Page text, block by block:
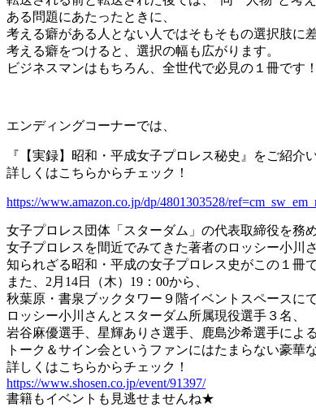
ある問題にあたったときに、
考える癖がある人とない人ではそもそもの選択肢に
考える癖をつけると、選択の幅も広がります。
ビジネスマンはもちろん、全世代で必見の１冊です！
エンディングコーナーでは、
『【実録】昭和・平成女子プロレス秘史』をご紹介
詳しくはこちらからチェック！
https://www.amazon.co.jp/dp/4801303528/
女子プロレス団体「スターダム」の代表取締役を務
女子プロレスを間近でみてきた著者のロッシー小川
知られざる昭和・平成の女子プロレス史がこの１冊
また、2月14日（木）19：00から、
秋葉原・書泉ブックタワー９階イベントスペースにて
ロッシー小川さんとスターダム所属現役選手３名、
岩谷麻優選手、星輝ありさ選手、鹿島沙希選手による
トーク＆サイン会というファンにはたまらない豪華
詳しくはこちらからチェック！
https://www.shosen.co.jp/event/91397/
書籍もイベントも見逃せませんね★